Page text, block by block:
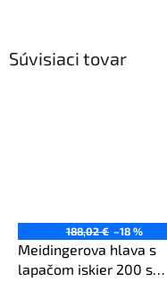
Súvisiaci tovar
188,02 € –18 %
Meidingerova hlava s
lapačom iskier 200 s